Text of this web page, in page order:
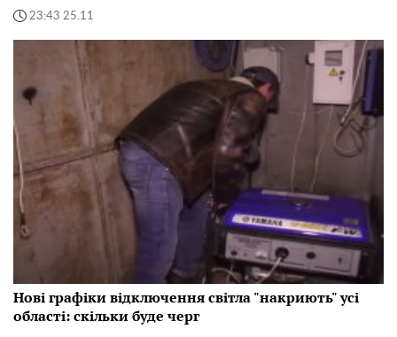
23:43 25.11
Нові графіки відключення світла "накриють" усі
області: скільки буде черг